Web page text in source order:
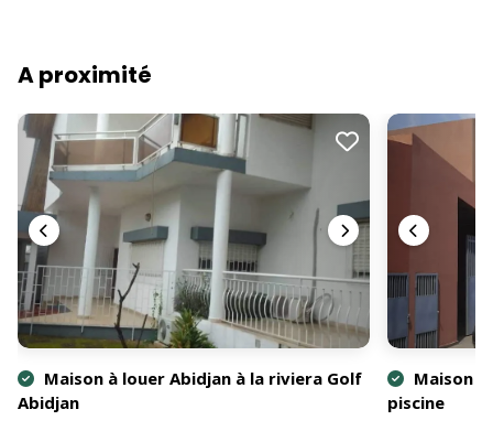
A proximité
Maison à louer Abidjan à la riviera Golf
Abidjan
Maison
piscine